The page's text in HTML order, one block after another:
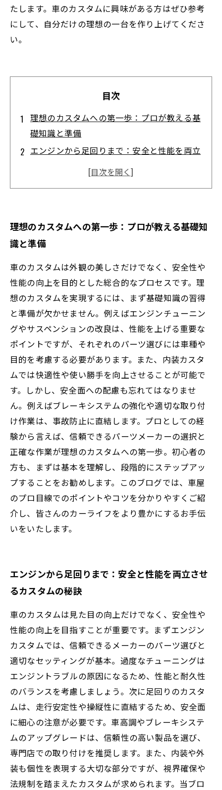
たします。車のカスタムに興味がある方はぜひ参考
にして、自分だけの理想の一台を作り上げてくださ
い。
目次
理想のカスタムへの第一歩：プロが教える基
礎知識と準備
エンジンから足回りまで：安全と性能を両立
させるカスタムの秘訣
ないカスタム計画
完成！理想の一台を作り上げるための最終チ
ェックとメンテナンス法
初心者でも安心！車屋プロのおすすめカスタ
ムスタートガイド
最新トレンド紹介：今注目のカスタムパーツ
と技術まとめ
理想のカスタムへの第一歩：プロが教える基礎知
識と準備
車のカスタムは外観の美しさだけでなく、安全性や
性能の向上を目的とした総合的なプロセスです。理
想のカスタムを実現するには、まず基礎知識の習得
と準備が欠かせません。例えばエンジンチューニン
グやサスペンションの改良は、性能を上げる重要な
ポイントですが、それぞれのパーツ選びには車種や
目的を考慮する必要があります。また、内装カスタ
ムでは快適性や使い勝手を向上させることが可能で
す。しかし、安全面への配慮も忘れてはなりませ
ん。例えばブレーキシステムの強化や適切な取り付
け作業は、事故防止に直結します。プロとしての経
験から言えば、信頼できるパーツメーカーの選択と
正確な作業が理想のカスタムへの第一歩。初心者の
方も、まずは基本を理解し、段階的にステップアッ
プすることをお勧めします。このブログでは、車屋
のプロ目線でのポイントやコツを分かりやすくご紹
介し、皆さんのカーライフをより豊かにするお手伝
いをいたします。
エンジンから足回りまで：安全と性能を両立させ
るカスタムの秘訣
車のカスタムは見た目の向上だけでなく、安全性や
性能の向上を目指すことが重要です。まずエンジン
カスタムでは、信頼できるメーカーのパーツ選びと
適切なセッティングが基本。過度なチューニングは
エンジントラブルの原因になるため、性能と耐久性
のバランスを考慮しましょう。次に足回りのカスタ
ムは、走行安定性や操縦性に直結するため、安全面
に細心の注意が必要です。車高調やブレーキシステ
ムのアップグレードは、信頼性の高い製品を選び、
専門店での取り付けを推奨します。また、内装や外
装も個性を表現する大切な部分ですが、視界確保や
法規制を踏まえたカスタムが求められます。当ブロ